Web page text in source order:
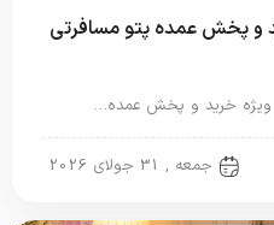
پخش عمده پتو مسافرتی
خرید و پخش عمده…
جمعه , 31 جولای 2026